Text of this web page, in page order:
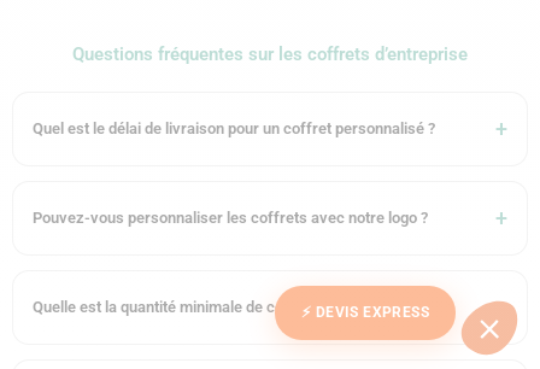
Questions fréquentes sur les coffrets d’entreprise
Quel est le délai de livraison pour un coffret personnalisé ?
Pouvez-vous personnaliser les coffrets avec notre logo ?
Quelle est la quantité minimale de commande ?⚡ DEVIS EXPRESS